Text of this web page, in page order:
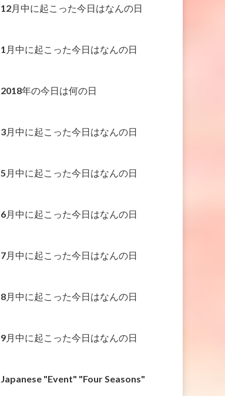
12月中に起こった今日はなんの日
1月中に起こった今日はなんの日
2018年の今日は何の日
3月中に起こった今日はなんの日
5月中に起こった今日はなんの日
6月中に起こった今日はなんの日
7月中に起こった今日はなんの日
8月中に起こった今日はなんの日
9月中に起こった今日はなんの日
Japanese "Event" "Four Seasons"